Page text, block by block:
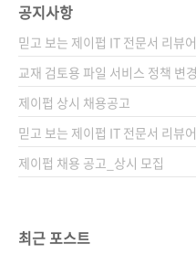
공지사항
믿고 보는 제이펍 IT 전문서 리뷰
교재 검토용 파일 서비스 정책 변
제이펍 상시 채용공고
믿고 보는 제이펍 IT 전문서 리뷰
제이펍 채용 공고_상시 모집
최근 포스트